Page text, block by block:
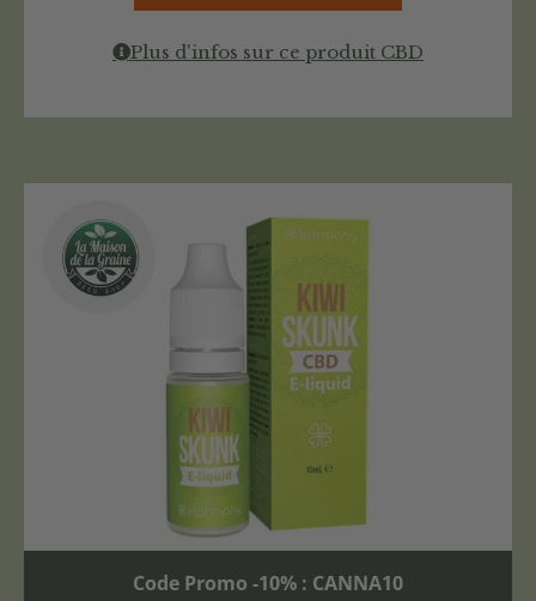
Plus d'infos sur ce produit CBD
Code Promo -10% : CANNA10